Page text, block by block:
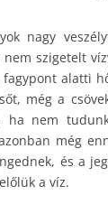
nagy
szigetelt
alatti
még a
nem
még
és a
a víz.